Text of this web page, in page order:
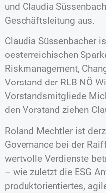
und Claudia
Geschäftsleitung aus.
Claudia Süssenbacher
oesterreichischen
Riskmanagement,
Vorstand der RLB NÖ-
Vorstandsmitgliede
den Vorstand ziehen
Roland Mechtler ist
Governance bei der
wertvolle Verdienste
– wie zuletzt die ESG
produktorientiertes,